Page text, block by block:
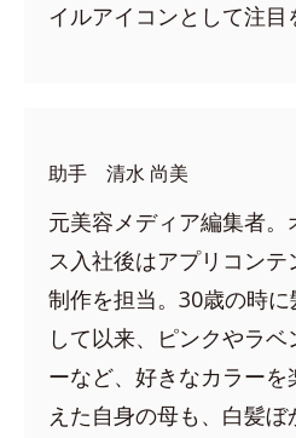
イルアイコンとして注目
助手 清水 尚美
元美容メディア編集者。
ス入社後はアプリコンテ
制作を担当。30歳の時
して以来、ピンクやラ
ーなど、好きなカラー
えた自身の母も、白髪